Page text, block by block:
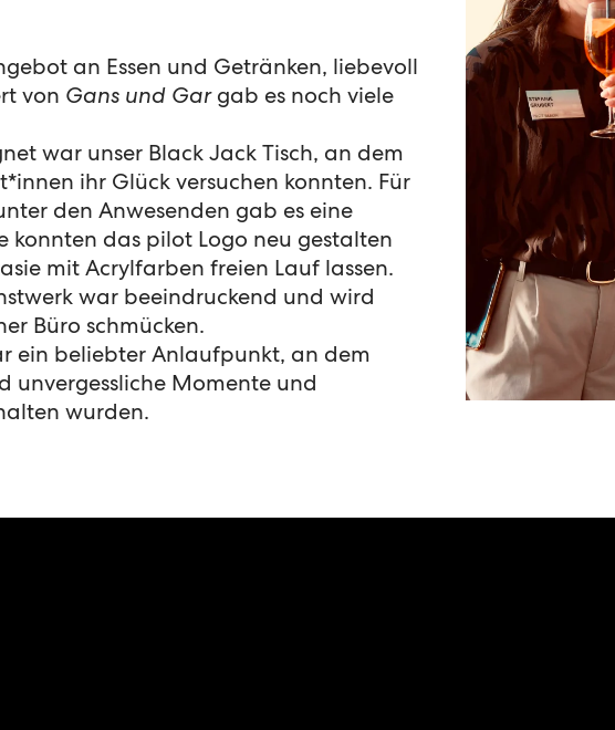
an Essen und Getränken, liebevoll
von Gans und Gargab es noch viele
war unser Black Jack Tisch, an dem
ihr Glück versuchen konnten. Für
den Anwesenden gab es eine
konnten das pilot Logo neu gestalten
mit Acrylfarben freien Lauf lassen.
war beeindruckend und wird
Büro schmücken.
ein beliebter Anlaufpunkt, an dem
unvergessliche Momente und
wurden.